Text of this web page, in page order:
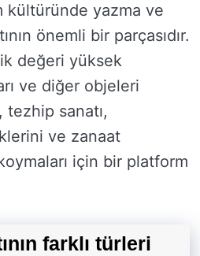
kültüründe yazma ve
önemli bir parçasıdır.
değeri yüksek
ve diğer objeleri
tezhip sanatı,
ve zanaat
için bir platform
farklı türleri